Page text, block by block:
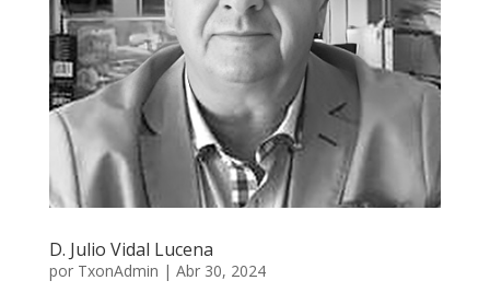
D. Julio Vidal Lucena
por TxonAdmin | Abr 30, 2024